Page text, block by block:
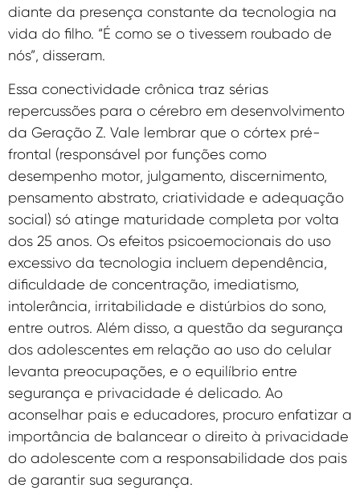
diante da presença constante da tecnologia na
vida do filho. “É como se o tivessem roubado de
nós”, disseram.
Essa conectividade crônica traz sérias
repercussões para o cérebro em desenvolvimento
da Geração Z. Vale lembrar que o córtex pré-
frontal (responsável por funções como
desempenho motor, julgamento, discernimento,
pensamento abstrato, criatividade e adequação
social) só atinge maturidade completa por volta
dos 25 anos. Os efeitos psicoemocionais do uso
excessivo da tecnologia incluem dependência,
dificuldade de concentração, imediatismo,
intolerância, irritabilidade e distúrbios do sono,
entre outros. Além disso, a questão da segurança
dos adolescentes em relação ao uso do celular
levanta preocupações, e o equilíbrio entre
segurança e privacidade é delicado. Ao
aconselhar pais e educadores, procuro enfatizar a
importância de balancear o direito à privacidade
do adolescente com a responsabilidade dos pais
de garantir sua segurança.